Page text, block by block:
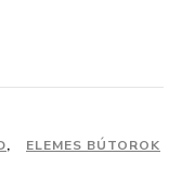
, ELEMES BÚTOROK